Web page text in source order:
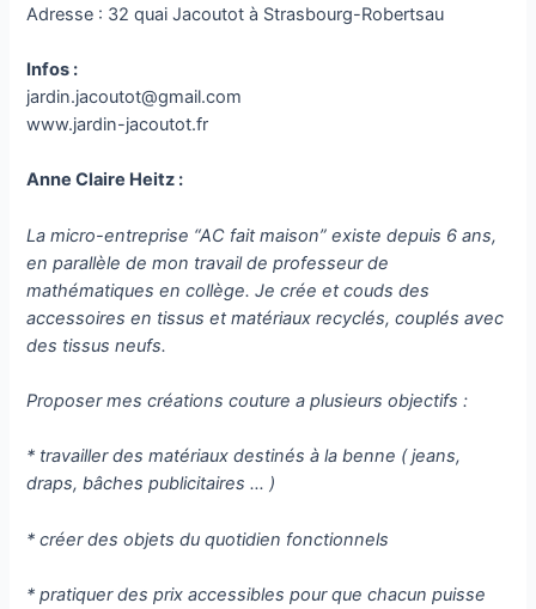
Adresse : 32 quai Jacoutot à Strasbourg-Robertsau
Infos :
jardin.jacoutot@gmail.com
www.jardin-jacoutot.fr
Anne Claire Heitz :
La micro-entreprise “AC fait maison” existe depuis 6 ans,
en parallèle de mon travail de professeur de
mathématiques en collège. Je crée et couds des
accessoires en tissus et matériaux recyclés, couplés avec
des tissus neufs.
Proposer mes créations couture a plusieurs objectifs :
* travailler des matériaux destinés à la benne ( jeans,
draps, bâches publicitaires … )
* créer des objets du quotidien fonctionnels
* pratiquer des prix accessibles pour que chacun puisse